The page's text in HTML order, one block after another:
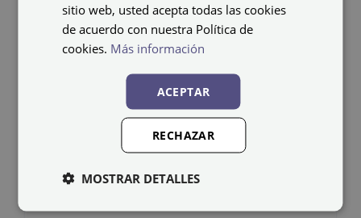
sitio web, usted acepta todas las cookies
de acuerdo con nuestra Política de
cookies. Más información
ACEPTAR
RECHAZAR
MOSTRAR DETALLES